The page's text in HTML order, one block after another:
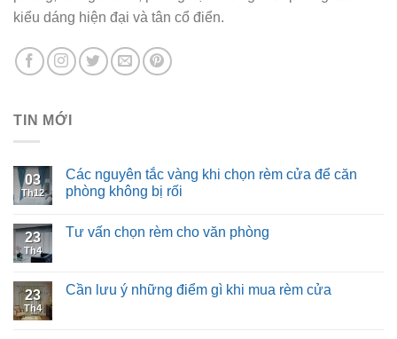
kiểu dáng hiện đại và tân cổ điển.
TIN MỚI
03
Th12
Các nguyên tắc vàng khi chọn rèm cửa để căn
phòng không bị rối
23
Th4
Tư vấn chọn rèm cho văn phòng
23
Th4
Cần lưu ý những điểm gì khi mua rèm cửa